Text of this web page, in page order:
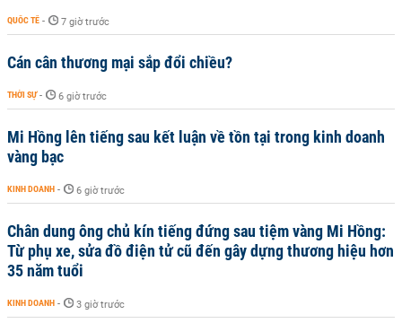
QUỐC TẾ - 7 giờ trước
Cán cân thương mại sắp đổi chiều?
THỜI SỰ - 6 giờ trước
Mi Hồng lên tiếng sau kết luận về tồn tại trong kinh doanh
vàng bạc
KINH DOANH - 6 giờ trước
Chân dung ông chủ kín tiếng đứng sau tiệm vàng Mi Hồng:
Từ phụ xe, sửa đồ điện tử cũ đến gây dựng thương hiệu hơn
35 năm tuổi
KINH DOANH - 3 giờ trước